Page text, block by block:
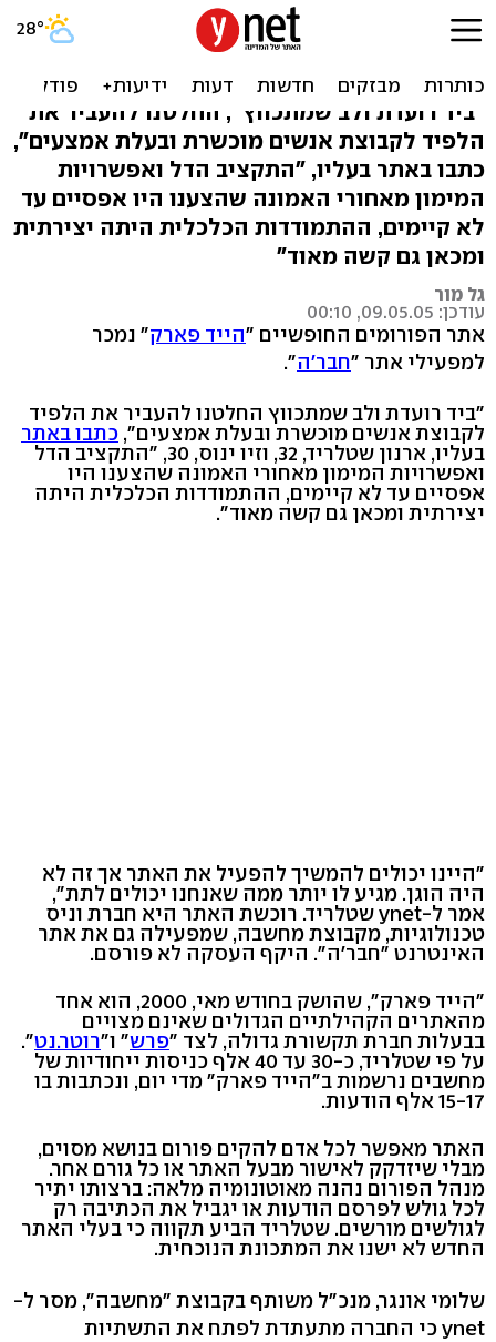
אתר "הייד פארק" נמכר
למפעילי "חבר'ה"
"ביד רועדת ולב שמתכווץ", החלטנו להעביר את
הלפיד לקבוצת אנשים מוכשרת ובעלת אמצעים",
כתבו באתר בעליו, "התקציב הדל ואפשרויות
המימון מאחורי האמונה שהצענו היו אפסיים עד
לא קיימים, ההתמודדות הכלכלית היתה יצירתית
ומכאן גם קשה מאוד"
גל מור
עודכן: 09.05.05, 00:10
אתר הפורומים החופשיים "הייד פארק" נמכר
למפעילי אתר "חבר'ה".
"ביד רועדת ולב שמתכווץ החלטנו להעביר את הלפיד
לקבוצת אנשים מוכשרת ובעלת אמצעים", כתבו באתר
בעליו, ארנון שטלריד, 32, וזיו ינוס, 30, "התקציב הדל
ואפשרויות המימון מאחורי האמונה שהצענו היו
אפסיים עד לא קיימים, ההתמודדות הכלכלית היתה
יצירתית ומכאן גם קשה מאוד".
"היינו יכולים להמשיך להפעיל את האתר אך זה לא
היה הוגן. מגיע לו יותר ממה שאנחנו יכולים לתת",
אמר ל-ynet שטלריד. רוכשת האתר היא חברת וניס
טכנולוגיות, מקבוצת מחשבה, שמפעילה גם את אתר
האינטרנט "חבר'ה". היקף העסקה לא פורסם.
"הייד פארק", שהושק בחודש מאי, 2000, הוא אחד
מהאתרים הקהילתיים הגדולים שאינם מצויים
בבעלות חברת תקשורת גדולה, לצד "פרש" ו"רוטר.נט".
על פי שטלריד, כ-30 עד 40 אלף כניסות ייחודיות של
מחשבים נרשמות ב"הייד פארק" מדי יום, ונכתבות בו
15-17 אלף הודעות.
האתר מאפשר לכל אדם להקים פורום בנושא מסוים,
מבלי שיזדקק לאישור מבעל האתר או כל גורם אחר.
מנהל הפורום נהנה מאוטונומיה מלאה: ברצותו יתיר
לכל גולש לפרסם הודעות או יגביל את הכתיבה רק
לגולשים מורשים. שטלריד הביע תקווה כי בעלי האתר
החדש לא ישנו את המתכונת הנוכחית.
שלומי אונגר, מנכ"ל משותף בקבוצת "מחשבה", מסר ל-
ynet כי החברה מתעתדת לפתח את התשתיות